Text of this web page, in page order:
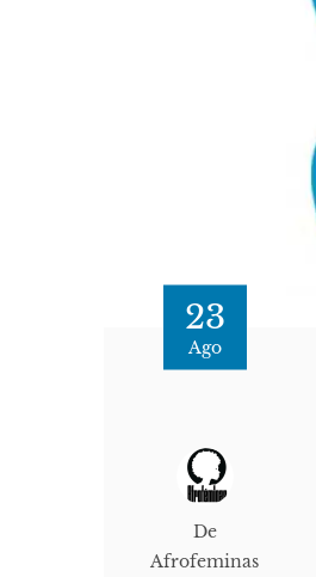
23
Ago
De
Afrofeminas